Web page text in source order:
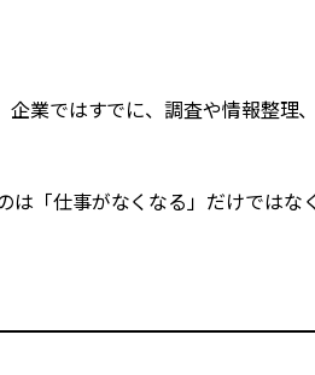
業ではすでに、調査や情報整理
「仕事がなくなる」だけではな